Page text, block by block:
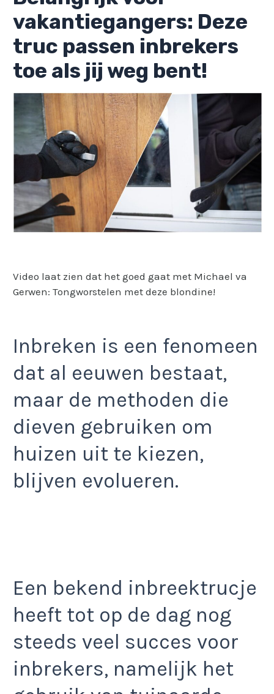
vakantiegangers: Deze
truc passen inbrekers
toe als jij weg bent!
Video laat zien dat het goed gaat met Michael va
Gerwen: Tongworstelen met deze blondine!
Inbreken is een fenomeen
dat al eeuwen bestaat,
maar de methoden die
dieven gebruiken om
huizen uit te kiezen,
blijven evolueren.
Een bekend inbreektrucje
heeft tot op de dag nog
steeds veel succes voor
inbrekers, namelijk het